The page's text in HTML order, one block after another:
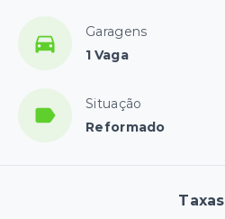
Garagens
1 Vaga
Situação
Reformado
Taxas